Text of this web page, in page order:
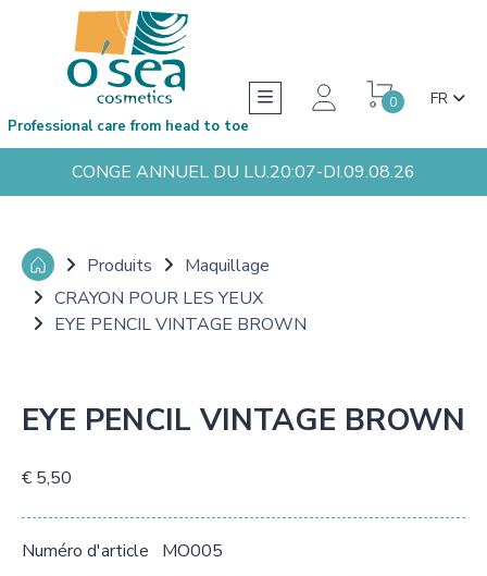
0 FR
Professional care from head to toe
CONGE ANNUEL DU LU.20:07-DI.09.08.26
Produits
Maquillage
CRAYON POUR LES YEUX
EYE PENCIL VINTAGE BROWN
EYE PENCIL VINTAGE BROWN
€ 5,50
Numéro d'article MO005